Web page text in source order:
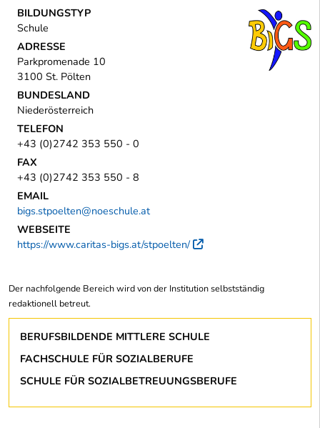
BILDUNGSTYP
Schule
ADRESSE
Parkpromenade 10
3100 St. Pölten
BUNDESLAND
Niederösterreich
TELEFON
+43 (0)2742 353 550 - 0
FAX
+43 (0)2742 353 550 - 8
EMAIL
bigs.stpoelten@noeschule.at
WEBSEITE
https://www.caritas-bigs.at/stpoelten/
Externer Link
Der nachfolgende Bereich wird von der Institution selbstständig
redaktionell betreut.
BERUFSBILDENDE MITTLERE SCHULE
FACHSCHULE FÜR SOZIALBERUFE
SCHULE FÜR SOZIALBETREUUNGSBERUFE